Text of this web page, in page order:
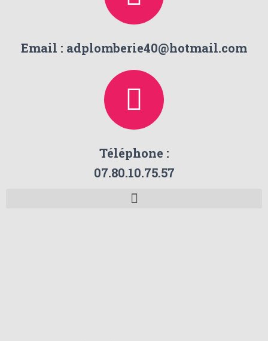
Email : adplomberie40@hotmail.com
Téléphone :
07.80.10.75.57